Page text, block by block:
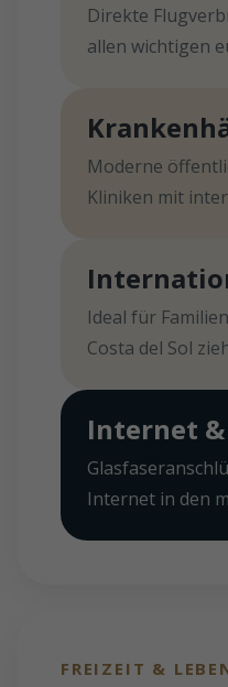
Direkte
allen wichtigen
Moderne
Kliniken mit
Ideal für
Costa del Sol
Internet
Internet in den
FREIZEIT &